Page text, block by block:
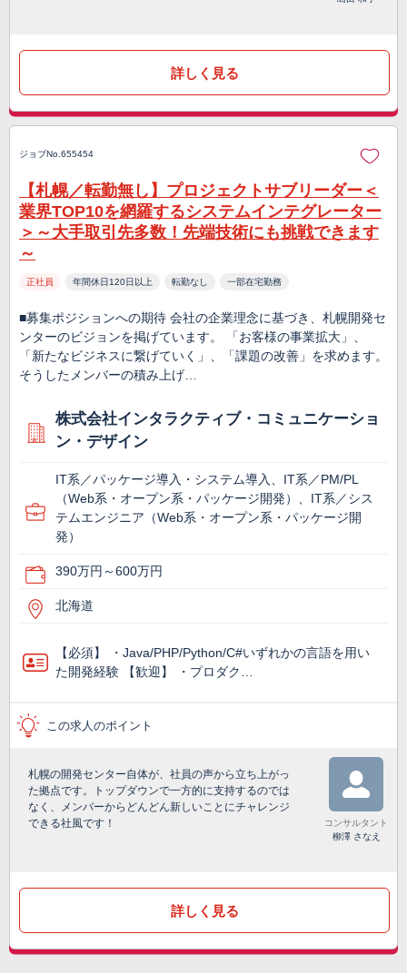
詳しく見る
ジョブNo.655454
【札幌／転勤無し】プロジェクトサブリーダー＜
業界TOP10を網羅するシステムインテグレーター
＞～大手取引先多数！先端技術にも挑戦できます
～
正社員 年間休日120日以上 転勤なし 一部在宅勤務
■募集ポジションへの期待 会社の企業理念に基づき、札幌開発セ
ンターのビジョンを掲げています。 「お客様の事業拡大」、
「新たなビジネスに繋げていく」、「課題の改善」を求めます。
そうしたメンバーの積み上げ…
株式会社インタラクティブ・コミュニケーショ
ン・デザイン
IT系／パッケージ導入・システム導入、IT系／PM/PL
（Web系・オープン系・パッケージ開発）、IT系／シス
テムエンジニア（Web系・オープン系・パッケージ開
発）
390万円～600万円
北海道
【必須】 ・Java/PHP/Python/C#いずれかの言語を用い
た開発経験 【歓迎】 ・プロダク…
この求人のポイント
札幌の開発センター自体が、社員の声から立ち上がっ
た拠点です。トップダウンで一方的に支持するのでは
なく、メンバーからどんどん新しいことにチャレンジ
できる社風です！
コンサルタント
柳澤 さなえ
詳しく見る